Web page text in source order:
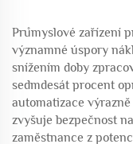
Průmyslové zařízení
významné úspory
snížením doby
sedmdesát procent
automatizace
zvyšuje bezpečnost
zaměstnance z